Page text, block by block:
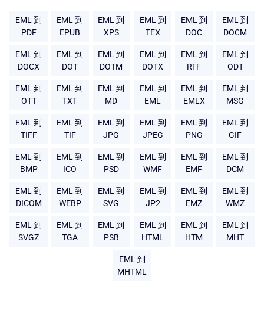
EML 到
PDF
EML 到
EPUB
EML 到
XPS
EML 到
TEX
EML 到
DOC
EML 到
DOCM
EML 到
DOCX
EML 到
DOT
EML 到
DOTM
EML 到
DOTX
EML 到
RTF
EML 到
ODT
EML 到
OTT
EML 到
TXT
EML 到
MD
EML 到
EML
EML 到
EMLX
EML 到
MSG
EML 到
TIFF
EML 到
TIF
EML 到
JPG
EML 到
JPEG
EML 到
PNG
EML 到
GIF
EML 到
BMP
EML 到
ICO
EML 到
PSD
EML 到
WMF
EML 到
EMF
EML 到
DCM
EML 到
DICOM
EML 到
WEBP
EML 到
SVG
EML 到
JP2
EML 到
EMZ
EML 到
WMZ
EML 到
SVGZ
EML 到
TGA
EML 到
PSB
EML 到
HTML
EML 到
HTM
EML 到
MHT
EML 到
MHTML